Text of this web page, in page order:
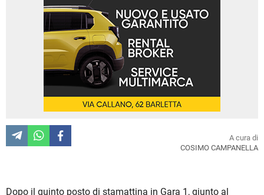
A cura di
COSIMO CAMPANELLA
Dopo il quinto posto di stamattina in Gara 1, giunto al